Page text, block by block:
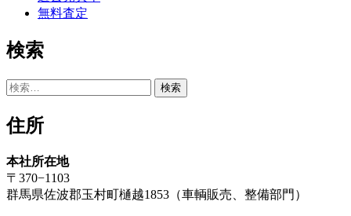
無料査定
検索
検
住所
本社所在地
〒370−1103
群馬県佐波郡玉村町樋越1853（車輌販売、整備部門）